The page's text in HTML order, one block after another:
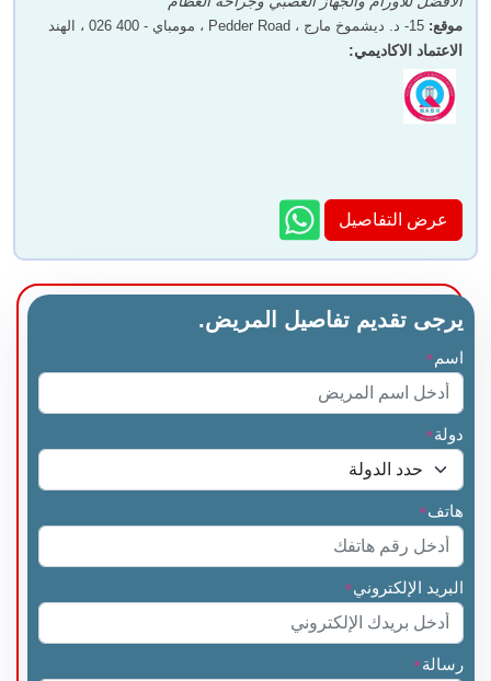
موقع: 15- د. ديشموخ مارج ، Pedder Road ، مومباي - 400 026 ، الهند
الاعتماد الاكاديمي:
عرض التفاصيل
يرجى تقديم تفاصيل المريض.
اسم *
دولة*
هاتف*
البريد الإلكتروني*
رسالة*